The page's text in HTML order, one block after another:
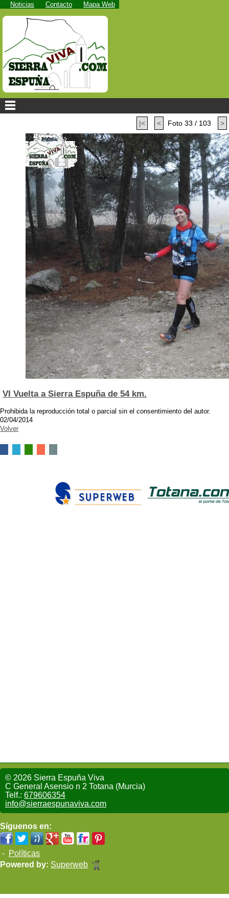
Noticias Contacto Mapa Web
|< < Foto 33 / 103 >
VI Vuelta a Sierra Espuña de 54 km.
Prohibida la reproducción total o parcial sin el consentimiento del autor.
02/04/2014
Volver
© 2026 Sierra Espuña Viva
C General Asensio n 2 Totana (Murcia)
Telf.: 679606354
info@sierraespunaviva.com
Síguenos en:
- Políticas
Powered by: Superweb